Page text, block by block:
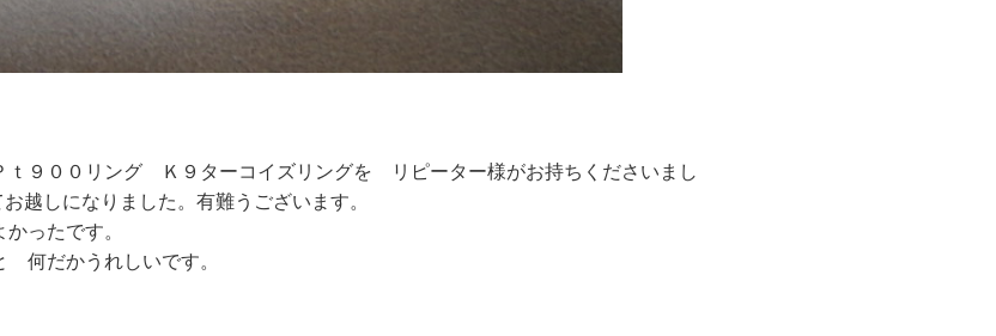
９００リング Ｋ９ターコイズリングを リピーター様がお持ちくださいまし
越しになりました。有難うございます。
ったです。
何だかうれしいです。